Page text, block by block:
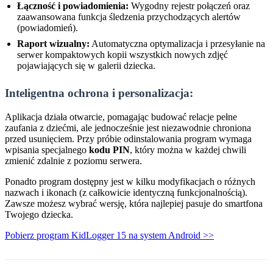
Łączność i powiadomienia: Wygodny rejestr połączeń oraz
zaawansowana funkcja śledzenia przychodzących alertów
(powiadomień).
Raport wizualny: Automatyczna optymalizacja i przesyłanie na
serwer kompaktowych kopii wszystkich nowych zdjęć
pojawiających się w galerii dziecka.
Inteligentna ochrona i personalizacja:
Aplikacja działa otwarcie, pomagając budować relacje pełne
zaufania z dziećmi, ale jednocześnie jest niezawodnie chroniona
przed usunięciem. Przy próbie odinstalowania program wymaga
wpisania specjalnego kodu PIN, który można w każdej chwili
zmienić zdalnie z poziomu serwera.
Ponadto program dostępny jest w kilku modyfikacjach o różnych
nazwach i ikonach (z całkowicie identyczną funkcjonalnością).
Zawsze możesz wybrać wersję, która najlepiej pasuje do smartfona
Twojego dziecka.
Pobierz program KidLogger 15 na system Android >>